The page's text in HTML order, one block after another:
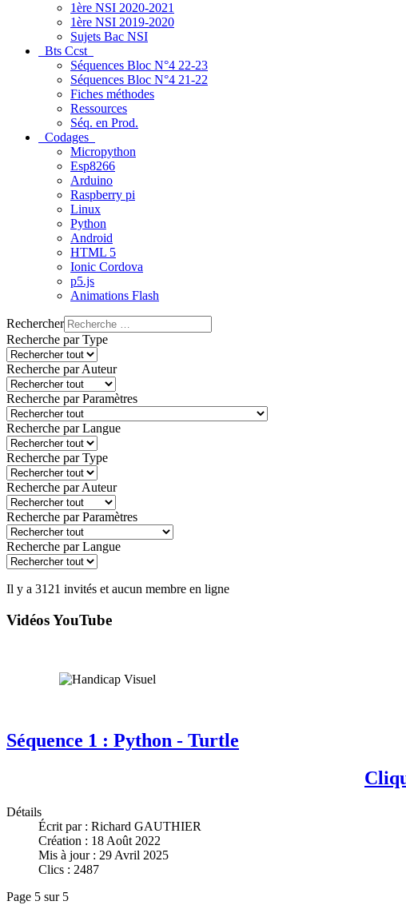
1ère NSI 2020-2021
1ère NSI 2019-2020
Sujets Bac NSI
Bts Ccst
Séquences Bloc N°4 22-23
Séquences Bloc N°4 21-22
Fiches méthodes
Ressources
Séq. en Prod.
Codages
Micropython
Esp8266
Arduino
Raspberry pi
Linux
Python
Android
HTML 5
Ionic Cordova
p5.js
Animations Flash
Rechercher
Recherche par Type
Recherche par Auteur
Recherche par Paramètres
Recherche par Langue
Recherche par Type
Recherche par Auteur
Recherche par Paramètres
Recherche par Langue
Il y a 3121 invités et aucun membre en ligne
Vidéos YouTube
Séquence 1 : Python - Turtle
Détails
Écrit par : Richard GAUTHIER
Création : 18 Août 2022
Mis à jour : 29 Avril 2025
Clics : 2487
Page 5 sur 5